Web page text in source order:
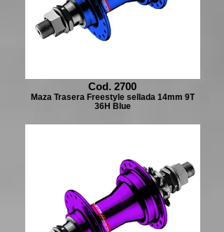
Cod. 2700
Maza Trasera Freestyle sellada 14mm 9T
36H Blue